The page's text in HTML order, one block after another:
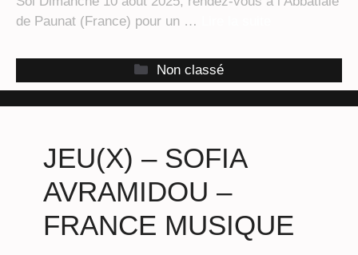
de Paunat (France) pour un …
Catégories
Non classé
JEU(X) – SOFIA
AVRAMIDOU –
FRANCE MUSIQUE